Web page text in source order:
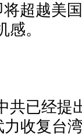
超越美
。
共已经提
收复台